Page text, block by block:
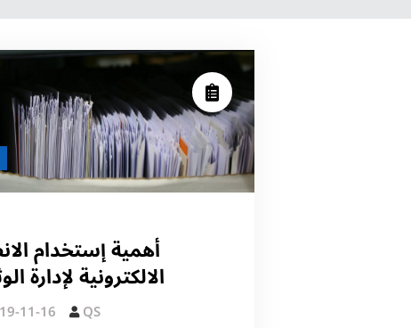
أهمية إستخدام
الالكترونية لإدارة
11-16 QS